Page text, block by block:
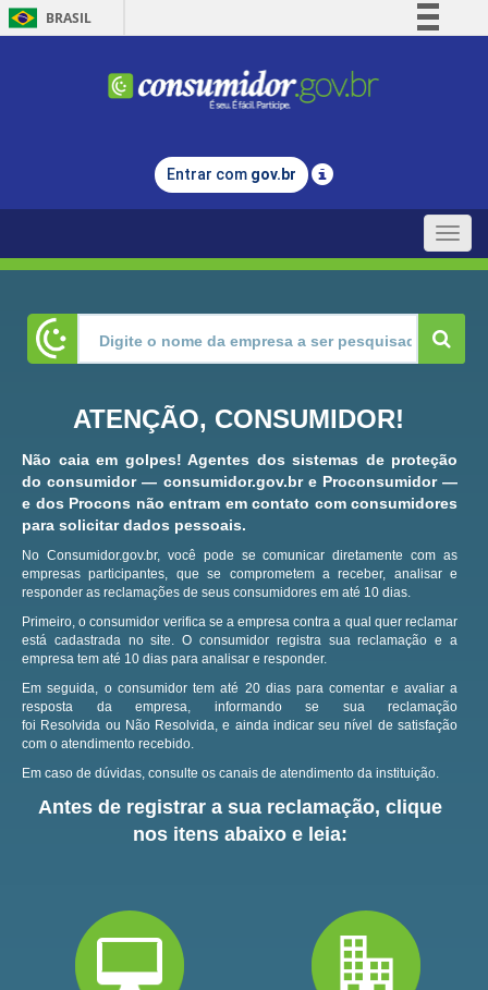
BRASIL
Comunica BR
Legislação
Entrar com gov.br
Toggle
ATENÇÃO, CONSUMIDOR!
Não caia em golpes! Agentes dos sistemas de proteção
do consumidor — consumidor.gov.br e Proconsumidor —
e dos Procons não entram em contato com consumidores
para solicitar dados pessoais.
No Consumidor.gov.br, você pode se comunicar diretamente com as
empresas participantes, que se comprometem a receber, analisar e
responder as reclamações de seus consumidores em até 10 dias.
Primeiro, o consumidor verifica se a empresa contra a qual quer reclamar
está cadastrada no site.O consumidor registra sua reclamação e a
empresa tem até 10 dias para analisar e responder.
Em seguida, o consumidor tem até 20 dias para comentar e avaliar a
resposta da empresa, informando se sua reclamação
foi Resolvida ou Não Resolvida, e ainda indicar seu nível de satisfação
com o atendimento recebido.
Em caso de dúvidas, consulte os canais de atendimento da instituição.
Antes de registrar a sua reclamação, clique
nos itens abaixo e leia: